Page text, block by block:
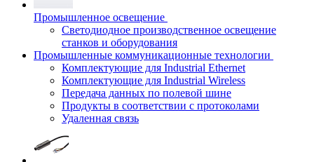
Промышленное освещение
Светодиодное производственное освещение
станков и оборудования
Промышленные коммуникационные технологии
Комплектующие для Industrial Ethernet
Комплектующие для Industrial Wireless
Передача данных по полевой шине
Продукты в соответствии с протоколами
Удаленная связь